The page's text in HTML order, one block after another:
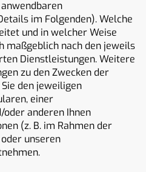
im Folgenden). Welche
und in welcher Weise
maßgeblich nach den jeweils
Dienstleistungen. Weitere
zu den Zwecken der
den jeweiligen
einer
anderen Ihnen
(z. B. im Rahmen der
unseren